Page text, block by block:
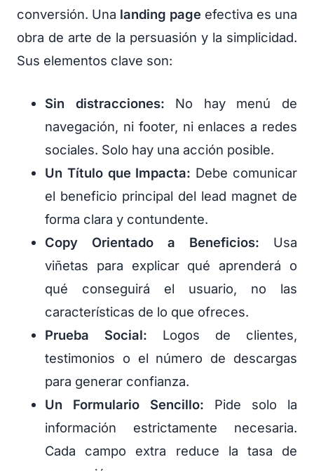
conversión. Una landing page efectiva es una
obra de arte de la persuasión y la simplicidad.
Sus elementos clave son:
Sin distracciones: No hay menú de
navegación, ni footer, ni enlaces a redes
sociales. Solo hay una acción posible.
Un Título que Impacta: Debe comunicar
el beneficio principal del lead magnet de
forma clara y contundente.
Copy Orientado a Beneficios: Usa
viñetas para explicar qué aprenderá o
qué conseguirá el usuario, no las
características de lo que ofreces.
Prueba Social: Logos de clientes,
testimonios o el número de descargas
para generar confianza.
Un Formulario Sencillo: Pide solo la
información estrictamente necesaria.
Cada campo extra reduce la tasa de